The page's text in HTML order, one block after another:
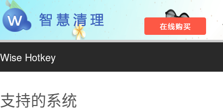
Wise Hotkey
支持的系统